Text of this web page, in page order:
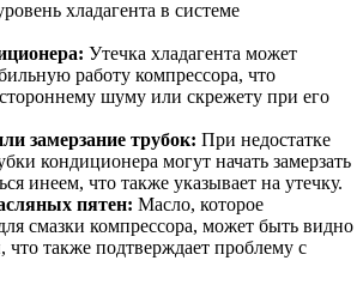
хладагента в системе
Утечка хладагента может
работу компрессора, что
шуму или скрежету при его
замерзание трубок: При недостатке
кондиционера могут начать замерзать
инеем, что также указывает на утечку.
пятен: Масло, которое
смазки компрессора, может быть видно
что также подтверждает проблему с